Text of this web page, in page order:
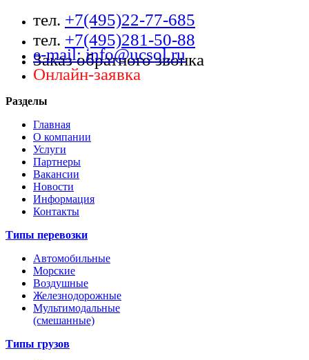
тел. +7(495)22-77-685
тел. +7(495)281-50-88
Заказ обратного звонка
e-mail: info@ucsol.ru
Онлайн-заявка
Разделы
Главная
О компании
Услуги
Партнеры
Вакансии
Новости
Информация
Контакты
Типы перевозки
Автомобильные
Морские
Воздушные
Железнодорожные
Мультимодальные
(смешанные)
Типы грузов